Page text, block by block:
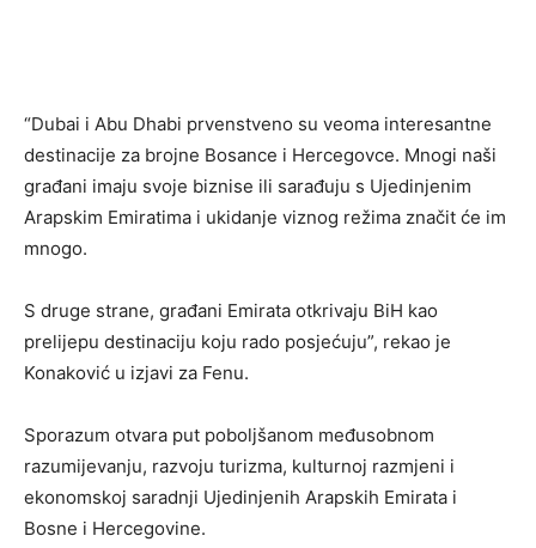
“Dubai i Abu Dhabi prvenstveno su veoma interesantne
destinacije za brojne Bosance i Hercegovce. Mnogi naši
građani imaju svoje biznise ili sarađuju s Ujedinjenim
Arapskim Emiratima i ukidanje viznog režima značit će im
mnogo.
S druge strane, građani Emirata otkrivaju BiH kao
prelijepu destinaciju koju rado posjećuju”, rekao je
Konaković u izjavi za Fenu.
Sporazum otvara put poboljšanom međusobnom
razumijevanju, razvoju turizma, kulturnoj razmjeni i
ekonomskoj saradnji Ujedinjenih Arapskih Emirata i
Bosne i Hercegovine.